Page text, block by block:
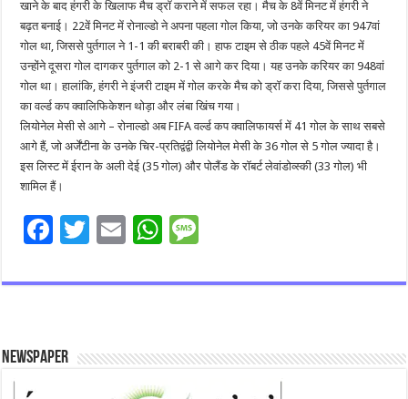
खाने के बाद हंगरी के खिलाफ मैच ड्रॉ कराने में सफल रहा। मैच के 8वें मिनट में हंगरी ने
बढ़त बनाई। 22वें मिनट में रोनाल्डो ने अपना पहला गोल किया, जो उनके करियर का 947वां
गोल था, जिससे पुर्तगाल ने 1-1 की बराबरी की। हाफ टाइम से ठीक पहले 45वें मिनट में
उन्होंने दूसरा गोल दागकर पुर्तगाल को 2-1 से आगे कर दिया। यह उनके करियर का 948वां
गोल था। हालांकि, हंगरी ने इंजरी टाइम में गोल करके मैच को ड्रॉ करा दिया, जिससे पुर्तगाल
का वर्ल्ड कप क्वालिफिकेशन थोड़ा और लंबा खिंच गया।
लियोनेल मेसी से आगे – रोनाल्डो अब FIFA वर्ल्ड कप क्वालिफायर्स में 41 गोल के साथ सबसे
आगे हैं, जो अर्जेंटीना के उनके चिर-प्रतिद्वंद्वी लियोनेल मेसी के 36 गोल से 5 गोल ज्यादा है।
इस लिस्ट में ईरान के अली देई (35 गोल) और पोलैंड के रॉबर्ट लेवांडोव्स्की (33 गोल) भी
शामिल हैं।
F
e
o
T
tt
E
ai
W
at
p
p
sa
e
Newspaper